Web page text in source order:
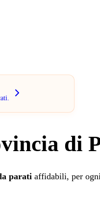
di
parati affidabili, per